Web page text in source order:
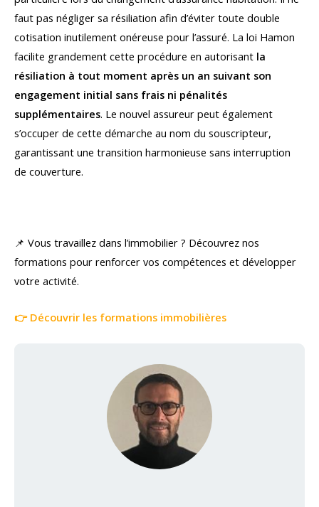
faut pas négliger sa résiliation afin d’éviter toute double
cotisation inutilement onéreuse pour l’assuré. La loi Hamon
facilite grandement cette procédure en autorisant la
résiliation à tout moment après un an suivant son
engagement initial sans frais ni pénalités
supplémentaires. Le nouvel assureur peut également
s’occuper de cette démarche au nom du souscripteur,
garantissant une transition harmonieuse sans interruption
de couverture.
📌 Vous travaillez dans l’immobilier ? Découvrez nos
formations pour renforcer vos compétences et développer
votre activité.
👉 Découvrir les formations immobilières